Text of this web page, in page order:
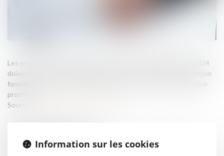
Source :
Les entreprises qui ont créé ou acquis un établissement en 2024
doivent souscrire la déclaration n° 1447-C au titre de la cotisation
foncière des entreprises (CFE) 2025 au plus tard le 31 décembre
prochain...
Information sur les cookies